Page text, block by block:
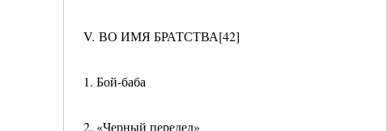
V. ВО ИМЯ БРАТСТВА[42]
1. Бой-баба
2. «Черный передел»